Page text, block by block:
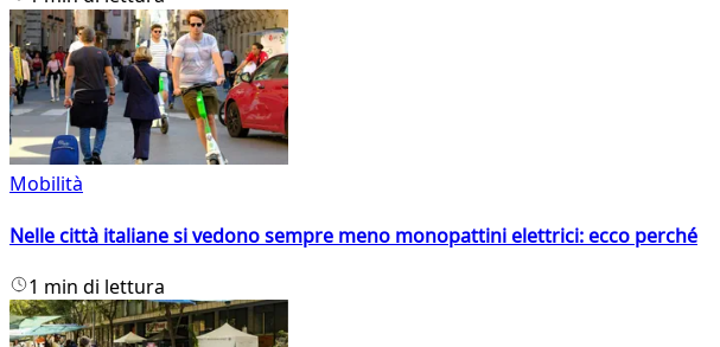
Mobilità
Nelle città italiane si vedono sempre meno monopattini elettrici: ecco perché
1 min di lettura